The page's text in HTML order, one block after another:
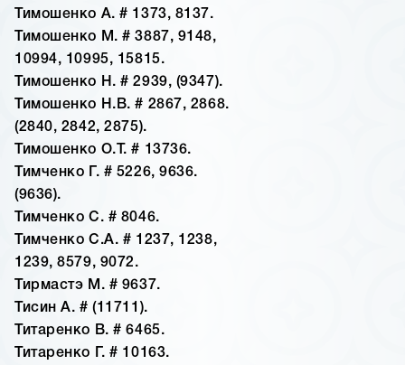
Тимошенко А. # 1373, 8137.
Тимошенко М. # 3887, 9148,
10994, 10995, 15815.
Тимошенко Н. # 2939, (9347).
Тимошенко Н.В. # 2867, 2868.
(2840, 2842, 2875).
Тимошенко О.Т. # 13736.
Тимченко Г. # 5226, 9636.
(9636).
Тимченко С. # 8046.
Тимченко С.А. # 1237, 1238,
1239, 8579, 9072.
Тирмастэ М. # 9637.
Тисин А. # (11711).
Титаренко В. # 6465.
Титаренко Г. # 10163.